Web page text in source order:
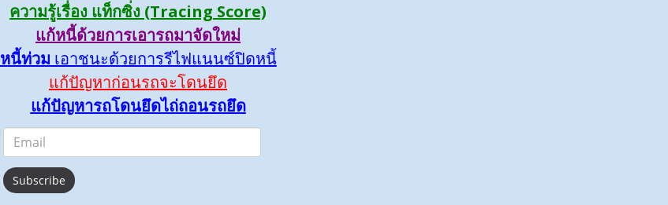
ความรู้เรื่อง แท็กซิ่ง (Tracing Score)
แก้หนี้ด้วยการเอารถมาจัดใหม่
หนี้ท่วม เอาชนะด้วยการรีไฟแนนซ์ปิดหนี้
แก้ปัญหาก่อนรถจะโดนยึด
แก้ปัญหารถโดนยึดไถ่ถอนรถยึด
Subscribe